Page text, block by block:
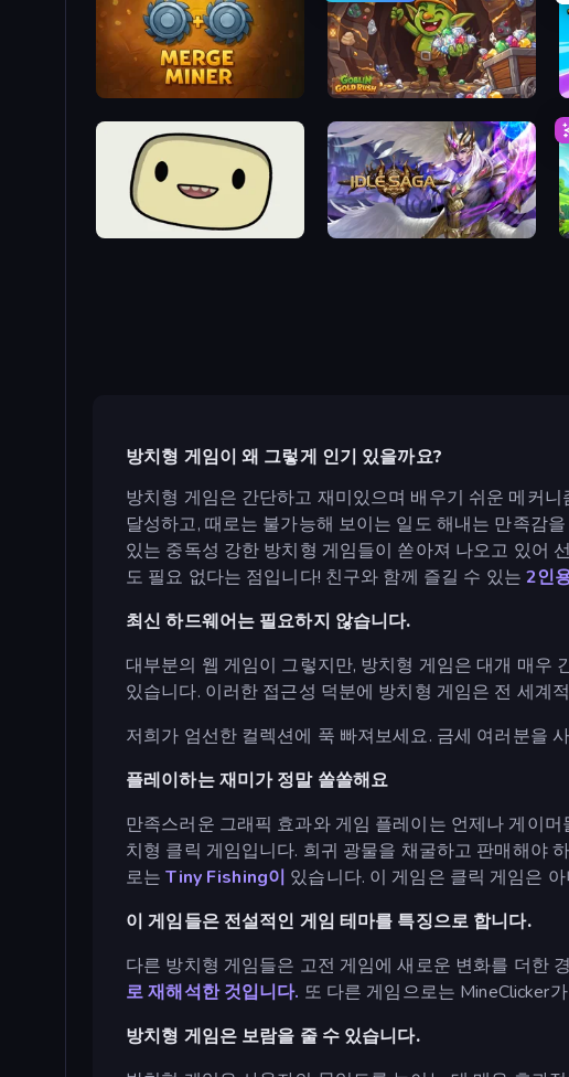
Merge Miner Goblin Gold Rush
SuperWEIRD Idle Saga
방치형 게임이 왜 그렇게 인기 있을까요?
방치형 게임은 간단하고 재미있으며 배우기 쉬운 메커
달성하고, 때로는 불가능해 보이는 일도 해내는 만족감
있는 중독성 강한 방치형 게임들이 쏟아져 나오고 있어
도 필요 없다는 점입니다! 친구와 함께 즐길 수 있는 2인
최신 하드웨어는 필요하지 않습니다.
대부분의 웹 게임이 그렇지만, 방치형 게임은 대개 매우
있습니다. 이러한 접근성 덕분에 방치형 게임은 전 세계
저희가 엄선한 컬렉션에 푹 빠져보세요. 금세 여러분을
플레이하는 재미가 정말 쏠쏠해요
만족스러운 그래픽 효과와 게임 플레이는 언제나 게이
치형 클릭 게임입니다. 희귀 광물을 채굴하고 판매해야
로는Tiny Fishing이 있습니다. 이 게임은 클릭 게임은
이 게임들은 전설적인 게임 테마를 특징으로 합니다.
다른 방치형 게임들은 고전 게임에 새로운 변화를 더한
로 재해석한 것입니다. 또 다른 게임으로는 MineClicker
방치형 게임은 보람을 줄 수 있습니다.